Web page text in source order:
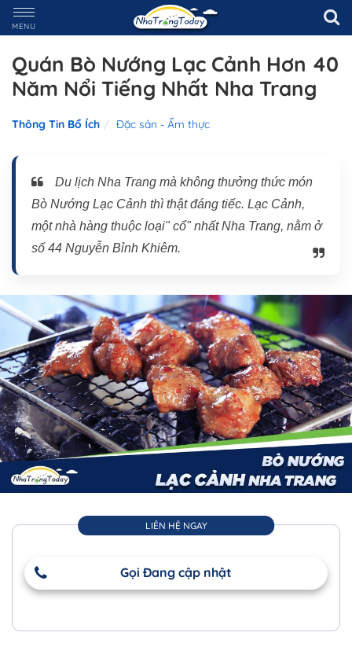
MENU
Quán Bò Nướng Lạc Cảnh Hơn 40
Năm Nổi Tiếng Nhất Nha Trang
Thông Tin Bổ Ích Đặc sản - Ẩm thực
Du lịch Nha Trang mà không thưởng thức món
Bò Nướng Lạc Cảnh thì thật đáng tiếc. Lạc Cảnh,
một nhà hàng thuộc loại" cổ" nhất Nha Trang, nằm ở
số 44 Nguyễn Bỉnh Khiêm.
LIÊN HỆ NGAY
Gọi Đang cập nhật